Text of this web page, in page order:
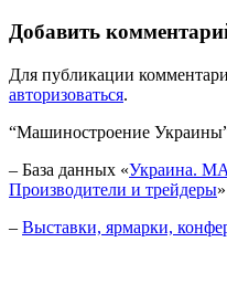
Добавить
Для публикации
авторизоваться.
“Машиностроение
– База данных «Украина.
Производители и трейдеры»
– Выставки, ярмарки,